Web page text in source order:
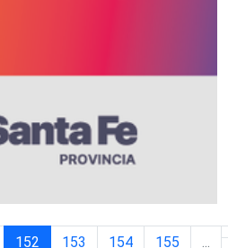
152 153 154 155 ...